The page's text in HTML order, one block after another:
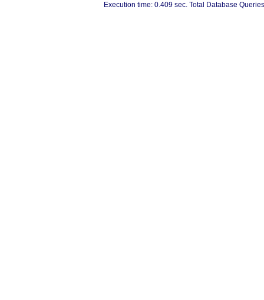
Execution time: 0.409 sec. Total Database